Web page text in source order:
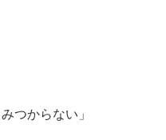
つからない」